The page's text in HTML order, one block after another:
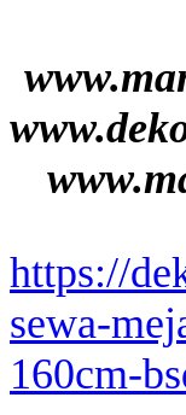
https://
sewa-
160cm-